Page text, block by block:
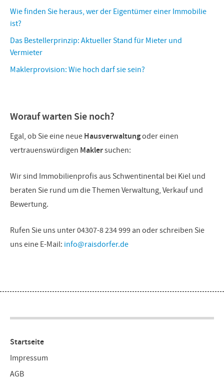
Wie finden Sie heraus, wer der Eigentümer einer Immobilie
ist?
Das Bestellerprinzip: Aktueller Stand für Mieter und
Vermieter
Maklerprovision: Wie hoch darf sie sein?
Worauf warten Sie noch?
Egal, ob Sie eine neue Hausverwaltungoder einen
vertrauenswürdigen Maklersuchen:
Wir sind Immobilienprofis aus Schwentinental bei Kiel und
beraten Sie rund um die Themen Verwaltung, Verkauf und
Bewertung.
Rufen Sie uns unter 04307-8 234 999 an oder schreiben Sie
uns eine E-Mail: info@raisdorfer.de
Startseite
Impressum
AGB